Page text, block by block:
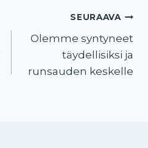
SEURAAVA
Olemme syntyneet
täydellisiksi ja
runsauden keskelle